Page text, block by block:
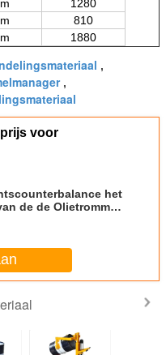
1280
810
1880
,
,
voor
het
de de Olietrommel